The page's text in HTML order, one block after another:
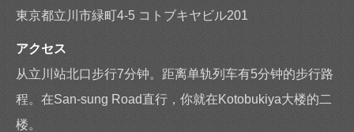
東京都立川市緑町4-5 コトブキヤビル201
アクセス
从立川站北口步行7分钟。距离单轨列车有5分钟的步行路
程。在San-sung Road直行，你就在Kotobukiya大楼的二
楼。